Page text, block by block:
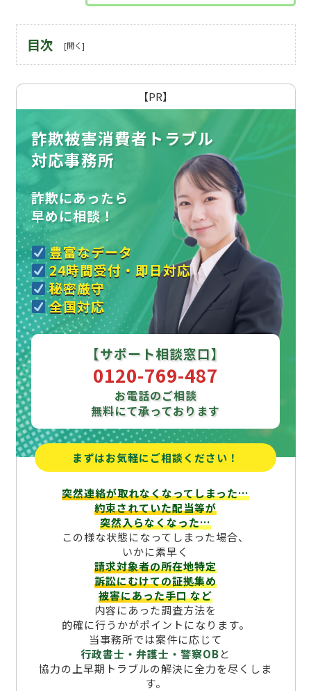
目次
【PR】
詐欺被害消費者トラブル
対応事務所
詐欺にあったら
早めに相談！
豊富なデータ
24時間受付・即日対応
秘密厳守
全国対応
【サポート相談窓口】
0120-769-487
お電話のご相談
無料にて承っております
まずはお気軽にご相談ください！
突然連絡が取れなくなってしまった…
約束されていた配当等が
突然入らなくなった…
この様な状態になってしまった場合、
いかに素早く
請求対象者の所在地特定
訴訟にむけての証拠集め
被害にあった手口など
内容にあった調査方法を
的確に行うかがポイントになります。
当事務所では案件に応じて
行政書士・弁護士・警察OBと
協力の上早期トラブルの解決に全力を尽くしま
す。